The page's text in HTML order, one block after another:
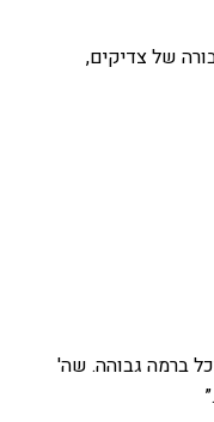
של צדיקים,
ברמה גבוהה. שה'
”